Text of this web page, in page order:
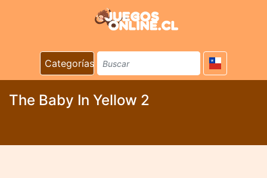
Categorías
The Baby In Yellow 2